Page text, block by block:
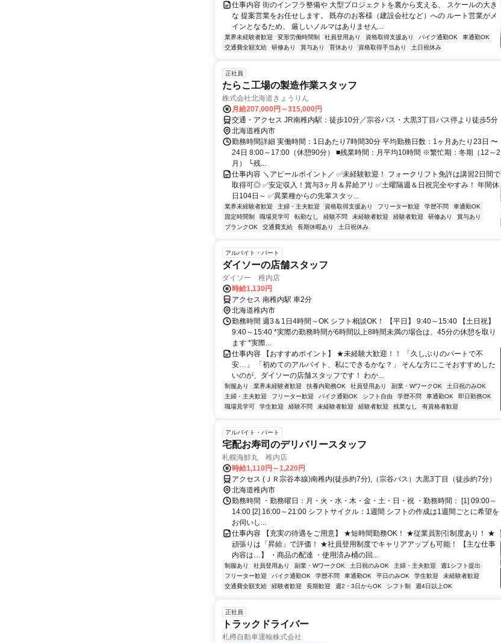
仕事内容 街のインフラ整備や 大型プロジェクトを裏から支える、 スケールの大き
な 提案営業をお任せします。 既存のお客様（建設会社など）への ルート営業がメ
インとなるため、 厳しいノルマはありません...
業界未経験者歓迎 変形労働時間制 社員登用あり 資格取得支援あり バイク通勤OK
車通勤OK
交通費全額支給
研修あり 賞与あり 育休あり 資格取得手当あり 土日祝休み
正社員
たらこ工場の製造作業スタッフ
株式会社北海道きょうりん
月給207,000円～315,000円
交通・アクセス JR南稚内駅：徒歩10分／宗谷バス・大黒3丁目バス停より徒歩5分
北海道稚内市
勤務時間詳細 実働時間：1日あたり7時間30分 平均勤務日数：1ヶ月あたり23日 〜
24日 8:00～17:00（休憩90分） ■残業時間：月平均10時間 ※繁忙期：冬期（12～2
月） └残...
仕事内容 ＼アピールポイント／ ✅未経験歓迎！ フォークリフト免許は講習2日間で
取得可◎ ✅安定収入！賞与3ヶ月＆昇給アリ ✅土曜隔週＆日祝完全やすみ！ 年間休
日104日～ ✅異業種からの先輩スタッ...
業界未経験者歓迎 主婦・主夫歓迎 資格取得支援あり フリーター歓迎 学歴不問
車通勤OK
固定時間制
職場見学可 転勤なし 経験不問 未経験者歓迎 経験者歓迎 研修あり
賞与あり
ブランクOK
交通費支給 長期休暇あり 土日祝休み
アルバイト・パート
ダイソーの店舗スタッフ
ダイソー 稚内店
時給1,130円
アクセス 南稚内駅 車2分
北海道稚内市
勤務時間 週3＆1日4時間～OK シフト相談OK！ 【平日】 9:40～15:40 【土日祝】
9:40～15:40 *実際の勤務時間が6時間以上8時間未満の場合は、45分の休憩を取り
ます *実際...
仕事内容 【おすすめポイント】 ★未経験大歓迎！！ 「久しぶりのパートで不
安…」 「初めてのアルバイト、私にできるかな？」 そんな方にこそおすすめした
いのが、ダイソーの店舗スタッフです！ わか...
制服あり 業界未経験者歓迎 扶養内勤務OK 社員登用あり 副業・WワークOK
土日祝のみOK
主婦・主夫歓迎
フリーター歓迎 バイク通勤OK シフト自由 学歴不問 車通勤OK
即日勤務OK
職場見学可
学生歓迎 経験不問 未経験者歓迎 経験者歓迎 残業なし 有資格者歓迎
アルバイト・パート
宅配お寿司のデリバリースタッフ
札幌海鮮丸 稚内店
時給1,110円～1,220円
アクセス (ＪＲ宗谷本線)南稚内(徒歩約7分),（宗谷バス）大黒3丁目（徒歩約7分）
北海道稚内市
勤務時間 ・勤務曜日：月・火・水・木・金・土・日・祝 ・勤務時間： [1] 09:00～
14:00 [2] 16:00～21:00 シフトサイクル：1週間 シフトの作成は1週間ごとに希望を
お伺いし...
仕事内容 【充実の待遇をご用意】 ★短時間勤務OK！ ★従業員割引制度あり！ ★
頑張りは「昇給」で評価！ ★社員登用制度でキャリアアップも可能！ 【主な仕事
内容は…】 ・商品の配達 ・使用済み桶の回...
制服あり 社員登用あり 副業・WワークOK 土日祝のみOK 主婦・主夫歓迎
週1シフト提出
フリーター歓迎
バイク通勤OK 学歴不問 車通勤OK 平日のみOK 学生歓迎
未経験者歓迎
交通費全額支給
経験者歓迎 長期歓迎 週2・3日からOK シフト制 週4日以上OK
正社員
トラックドライバー
札樽自動車運輸株式会社